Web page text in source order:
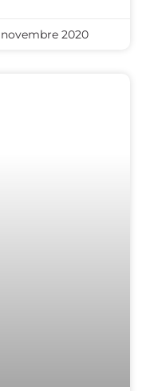
novembre 2020